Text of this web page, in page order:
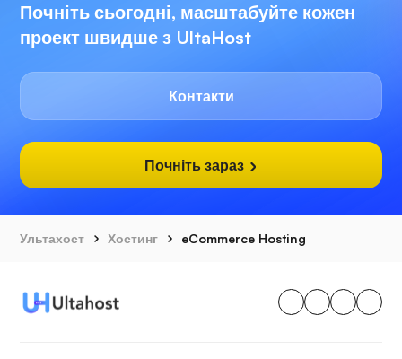
Почніть сьогодні, масштабуйте кожен
проект швидше з UltaHost
Контакти
Почніть зараз
Ультахост Хостинг eCommerce Hosting